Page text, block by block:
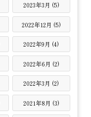
2023年3月 (5)
2022年12月 (5)
2022年9月 (4)
2022年6月 (2)
2022年3月 (2)
2021年8月 (3)